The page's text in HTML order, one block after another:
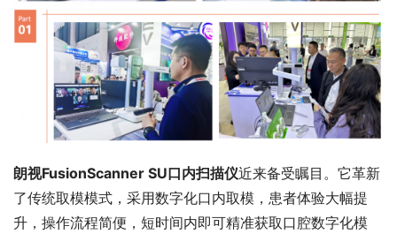
朗视FusionScanner SU口内扫描仪近来备受瞩目。它革新
了传统取模模式，采用数字化口内取模，患者体验大幅提
升，操作流程简便，短时间内即可精准获取口腔数字化模